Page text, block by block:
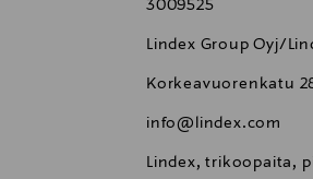
3009525
Lindex Group Oyj/
Korkeavuorenkatu
info@lindex.com
Lindex, trikoopaita,